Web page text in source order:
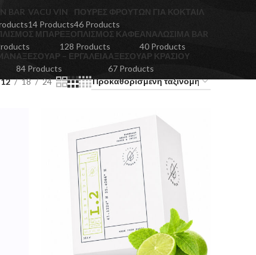
BAR VACU VIN
14 Products
ΠΟΥΡΈΣ ΦΡΟΎΤΩΝ ΓΙΑ ΚΟΚΤΑΙΛ
46 Products
ΜΠΑΡΕΞΟΠΛΙΣΜΌΣ ΚΑΦΈ
128 Products
ΑΝΑΛΏΣΙΜΑ BAR
40 Products
ΑΞΕΣΟΥΆΡ – ΕΡΓΑΛΕΊΑ
84 Products
ΑΞΕΣΟΥΆΡ ΚΡΑΣΙΟΎ
67 Products
12 18 24